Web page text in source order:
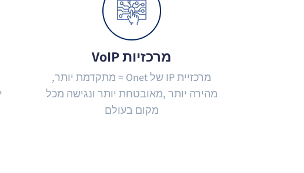
מרכזיות VoIP
מרכזיית IP של Onet = מתקדמת יותר,
מהירה יותר ,מאובטחת יותר ונגישה מכל
מקום בעולם